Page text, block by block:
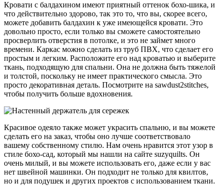
Кровати с балдахином имеют приятный оттенок бохо-шика, и
что действительно здорово, так это то, что вы, скорее всего,
можете добавить балдахин к уже имеющейся кровати. Это
довольно просто, если только вы сможете самостоятельно
просверлить отверстия в потолке, и это не займет много
времени. Каркас можно сделать из труб ПВХ, что сделает его
простым и легким. Расположите его над кроватью и выберите
ткань, подходящую для спальни. Она не должна быть тяжелой
и толстой, поскольку не имеет практического смысла. Это
просто декоративная деталь. Посмотрите на sawdust2stitches,
чтобы получить больше вдохновения.
Красивое одеяло также может украсить спальню, и вы можете
сделать его на заказ, чтобы оно лучше соответствовало
вашему собственному стилю. Нам очень нравится этот узор в
стиле бохо-сад, который мы нашли на сайте suzyquilts. Он
очень милый, и вы можете использовать его, даже если у вас
нет швейной машинки. Он подходит не только для квилтов,
но и для подушек и других проектов с использованием ткани.